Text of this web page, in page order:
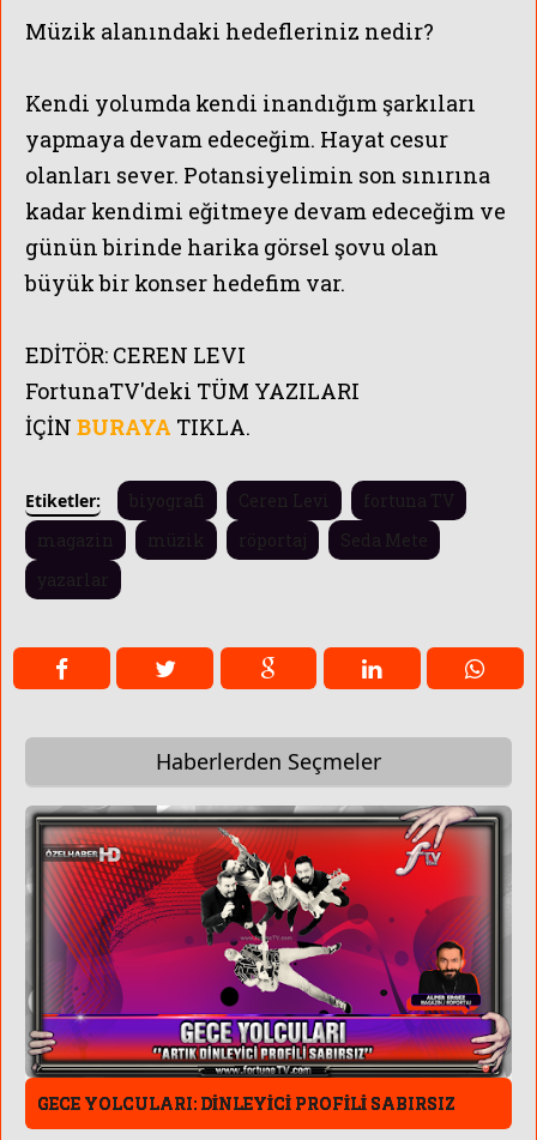
Müzik alanındaki hedefleriniz nedir?
Kendi yolumda kendi inandığım şarkıları
yapmaya devam edeceğim. Hayat cesur
olanları sever. Potansiyelimin son sınırına
kadar kendimi eğitmeye devam edeceğim ve
günün birinde harika görsel şovu olan
büyük bir konser hedefim var.
EDİTÖR: CEREN LEVI
FortunaTV'deki TÜM YAZILARI
İÇİN BURAYA TIKLA.
Etiketler: biyografi Ceren Levi
fortuna TV
magazin
müzik röportaj
Seda Mete
yazarlar
Haberlerden Seçmeler
GECE YOLCULARI: DİNLEYİCİ PROFİLİ SABIRSIZ